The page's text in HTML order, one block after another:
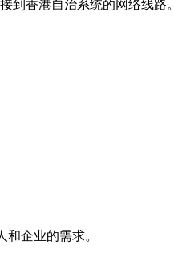
到香港自治系统的网络线路。
企业的需求。